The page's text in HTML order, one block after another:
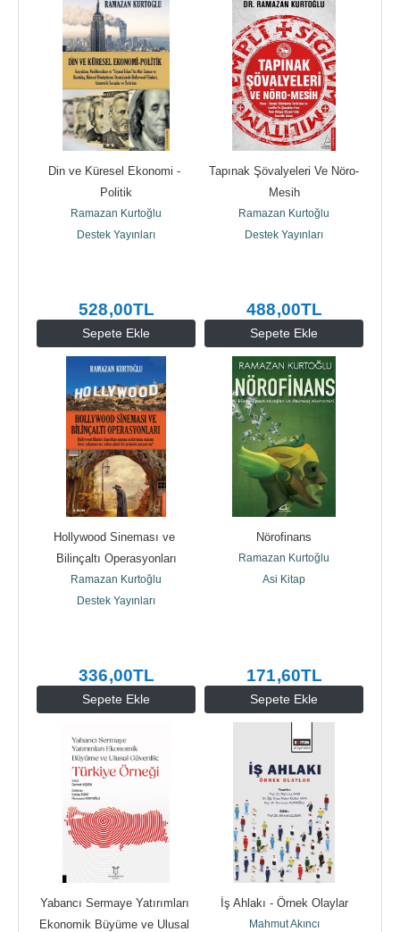
Sepete Ekle
Din ve Küresel Ekonomi -
Politik
Ramazan Kurtoğlu
Destek Yayınları
528,00TL
Sepete Ekle
Tapınak Şövalyeleri Ve Nöro-
Mesih
Ramazan Kurtoğlu
Destek Yayınları
488,00TL
Sepete Ekle
Hollywood Sineması ve
Bilinçaltı Operasyonları
Ramazan Kurtoğlu
Destek Yayınları
336,00TL
Sepete Ekle
Nörofinans
Ramazan Kurtoğlu
Asi Kitap
171,60TL
Yabancı Sermaye Yatırımları
Ekonomik Büyüme ve Ulusal
İş Ahlakı - Örnek Olaylar
Mahmut Akıncı